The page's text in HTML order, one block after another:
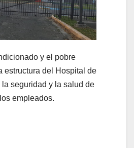
y el pobre
estructura del Hospital de
seguridad y la salud de
empleados.